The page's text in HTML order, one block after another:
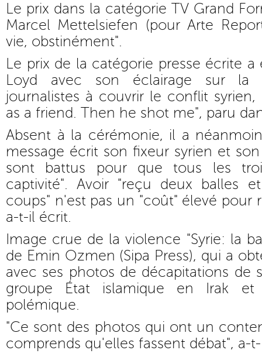
Le prix dans la catégorie TV Grand
Marcel Mettelsiefen (pour Arte
vie, obstinément".
Le prix de la catégorie presse écrite
Loyd avec son éclairage sur la
journalistes à couvrir le conflit
as a friend. Then he shot me", paru
Absent à la cérémonie, il a
message écrit son fixeur syrien et
sont battus pour que tous les
captivité". Avoir "reçu deux balles
coups" n'est pas un "coût" élevé pour
a-t-il écrit.
Image crue de la violence "Syrie: la
de Emin Ozmen (Sipa Press), qui a
avec ses photos de décapitations de
groupe État islamique en Irak
polémique.
"Ce sont des photos qui ont un
comprends qu'elles fassent débat", a-